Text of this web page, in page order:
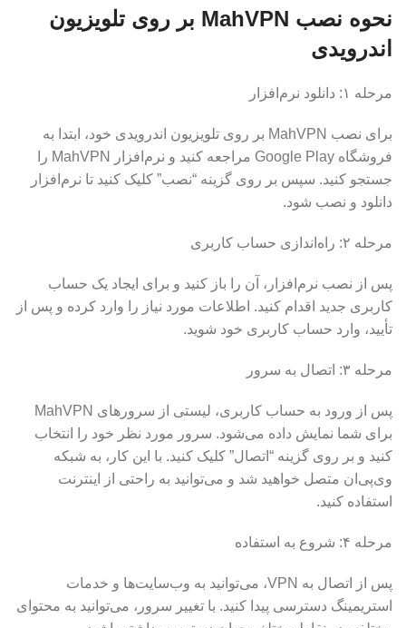
نحوه نصب MahVPN بر روی تلویزیون
اندرویدی
مرحله ۱: دانلود نرم‌افزار
برای نصب MahVPN بر روی تلویزیون اندرویدی خود، ابتدا به
فروشگاه Google Play مراجعه کنید و نرم‌افزار MahVPN را
جستجو کنید. سپس بر روی گزینه “نصب” کلیک کنید تا نرم‌افزار
دانلود و نصب شود.
مرحله ۲: راه‌اندازی حساب کاربری
پس از نصب نرم‌افزار، آن را باز کنید و برای ایجاد یک حساب
کاربری جدید اقدام کنید. اطلاعات مورد نیاز را وارد کرده و پس از
تأیید، وارد حساب کاربری خود شوید.
مرحله ۳: اتصال به سرور
پس از ورود به حساب کاربری، لیستی از سرورهای MahVPN
برای شما نمایش داده می‌شود. سرور مورد نظر خود را انتخاب
کنید و بر روی گزینه “اتصال” کلیک کنید. با این کار، به شبکه
وی‌پی‌ان متصل خواهید شد و می‌توانید به راحتی از اینترنت
استفاده کنید.
مرحله ۴: شروع به استفاده
پس از اتصال به VPN، می‌توانید به وب‌سایت‌ها و خدمات
استریمینگ دسترسی پیدا کنید. با تغییر سرور، می‌توانید به محتوای